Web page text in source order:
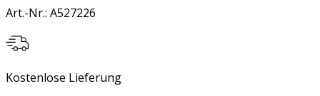
Art.-Nr.: A527226
Kostenlose Lieferung